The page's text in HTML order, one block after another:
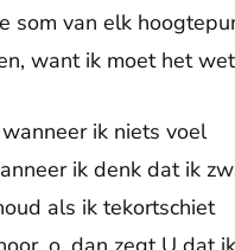
som van elk
want ik moet het
ik niets voel
ik denk dat ik
als ik tekortschiet